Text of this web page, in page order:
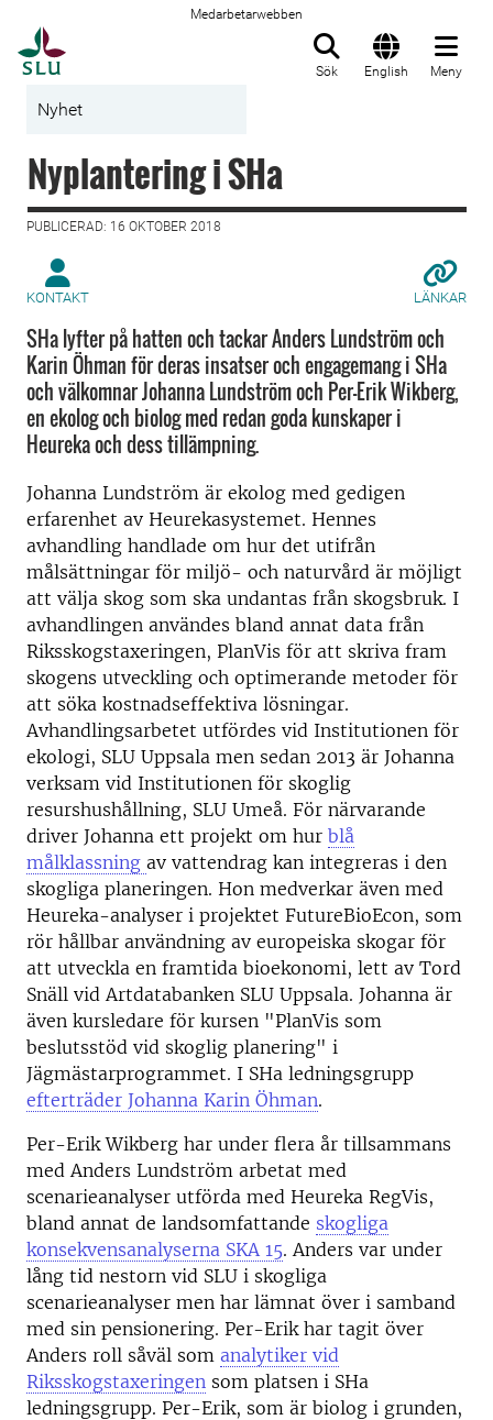
Medarbetarwebben
Sök English Meny
Nyhet
Nyplantering i SHa
PUBLICERAD: 16 OKTOBER 2018
KONTAKT LÄNKAR
SHa lyfter på hatten och tackar Anders Lundström och
Karin Öhman för deras insatser och engagemang i SHa
och välkomnar Johanna Lundström och Per-Erik Wikberg,
en ekolog och biolog med redan goda kunskaper i
Heureka och dess tillämpning.
Johanna Lundström är ekolog med gedigen
erfarenhet av Heurekasystemet. Hennes
avhandling handlade om hur det utifrån
målsättningar för miljö- och naturvård är möjligt
att välja skog som ska undantas från skogsbruk. I
avhandlingen användes bland annat data från
Riksskogstaxeringen, PlanVis för att skriva fram
skogens utveckling och optimerande metoder för
att söka kostnadseffektiva lösningar.
Avhandlingsarbetet utfördes vid Institutionen för
ekologi, SLU Uppsala men sedan 2013 är Johanna
verksam vid Institutionen för skoglig
resurshushållning, SLU Umeå. För närvarande
driver Johanna ett projekt om hur blå
målklassning av vattendrag kan integreras i den
skogliga planeringen. Hon medverkar även med
Heureka-analyser i projektet FutureBioEcon, som
rör hållbar användning av europeiska skogar för
att utveckla en framtida bioekonomi, lett av Tord
Snäll vid Artdatabanken SLU Uppsala. Johanna är
även kursledare för kursen "PlanVis som
beslutsstöd vid skoglig planering" i
Jägmästarprogrammet. I SHa ledningsgrupp
efterträder Johanna Karin Öhman.
Per-Erik Wikberg har under flera år tillsammans
med Anders Lundström arbetat med
scenarieanalyser utförda med Heureka RegVis,
bland annat de landsomfattande skogliga
konsekvensanalyserna SKA 15. Anders var under
lång tid nestorn vid SLU i skogliga
scenarieanalyser men har lämnat över i samband
med sin pensionering. Per-Erik har tagit över
Anders roll såväl som analytiker vid
Riksskogstaxeringen som platsen i SHa
ledningsgrupp. Per-Erik, som är biolog i grunden,